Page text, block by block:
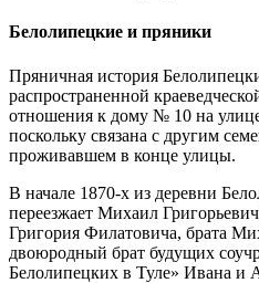
Белолипецкие и пряники
Пряничная история
распространенной
отношения к дому № 10 на
поскольку связана с другим
проживавшем в конце улицы.
В начале 1870-х из деревни
переезжает Михаил
Григория Филатовича, брата
двоюродный брат будущих
Белолипецких в Туле» Ивана и